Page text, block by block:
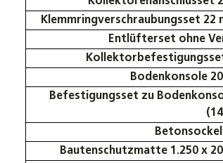
Klemmringverschraubungsset 22
Entlüfterset ohne
Bodenkonsole
Befestigungsset zu
Bautenschutzmatte 1.250 x